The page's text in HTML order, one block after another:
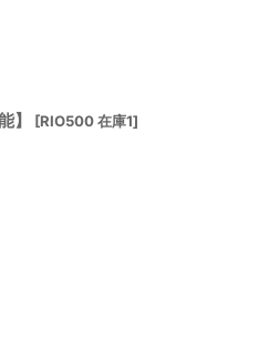
】 [RIO500 在庫1]